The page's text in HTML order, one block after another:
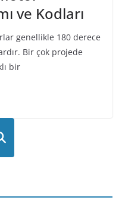
ve Kodları
genellikle 180 derece
Bir çok projede
bir